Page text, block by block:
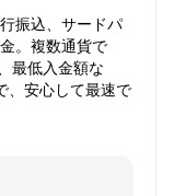
振込、サードパ
。複数通貨で
最低入金額な
、安心して最速で